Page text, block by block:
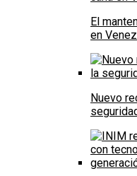
El
en
Nuevo